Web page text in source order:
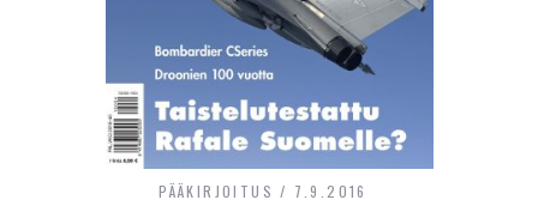
PÄÄKIRJOITUS 7.9.2016